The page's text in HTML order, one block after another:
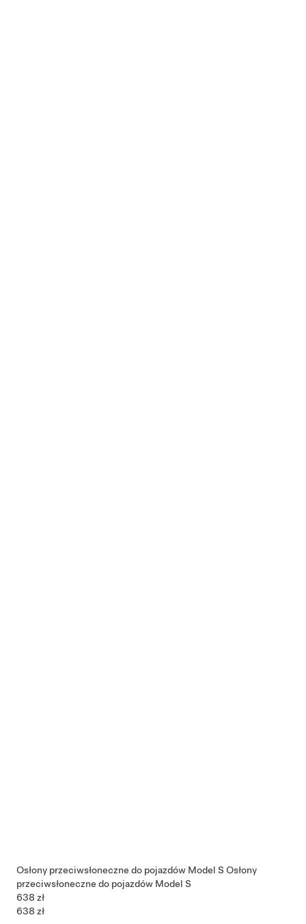
Osłony przeciwsłoneczne do pojazdów Model S Osłony
przeciwsłoneczne do pojazdów Model S
638 zł
638 zł